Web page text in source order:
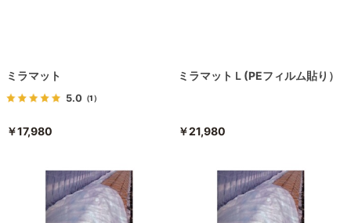
ミラマット
5.0 （1）
￥17,980
ミラマットＬ(PEフィルム貼り）
￥21,980